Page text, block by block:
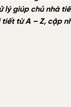
lý giúp chủ nhà
từ A – Z, cập